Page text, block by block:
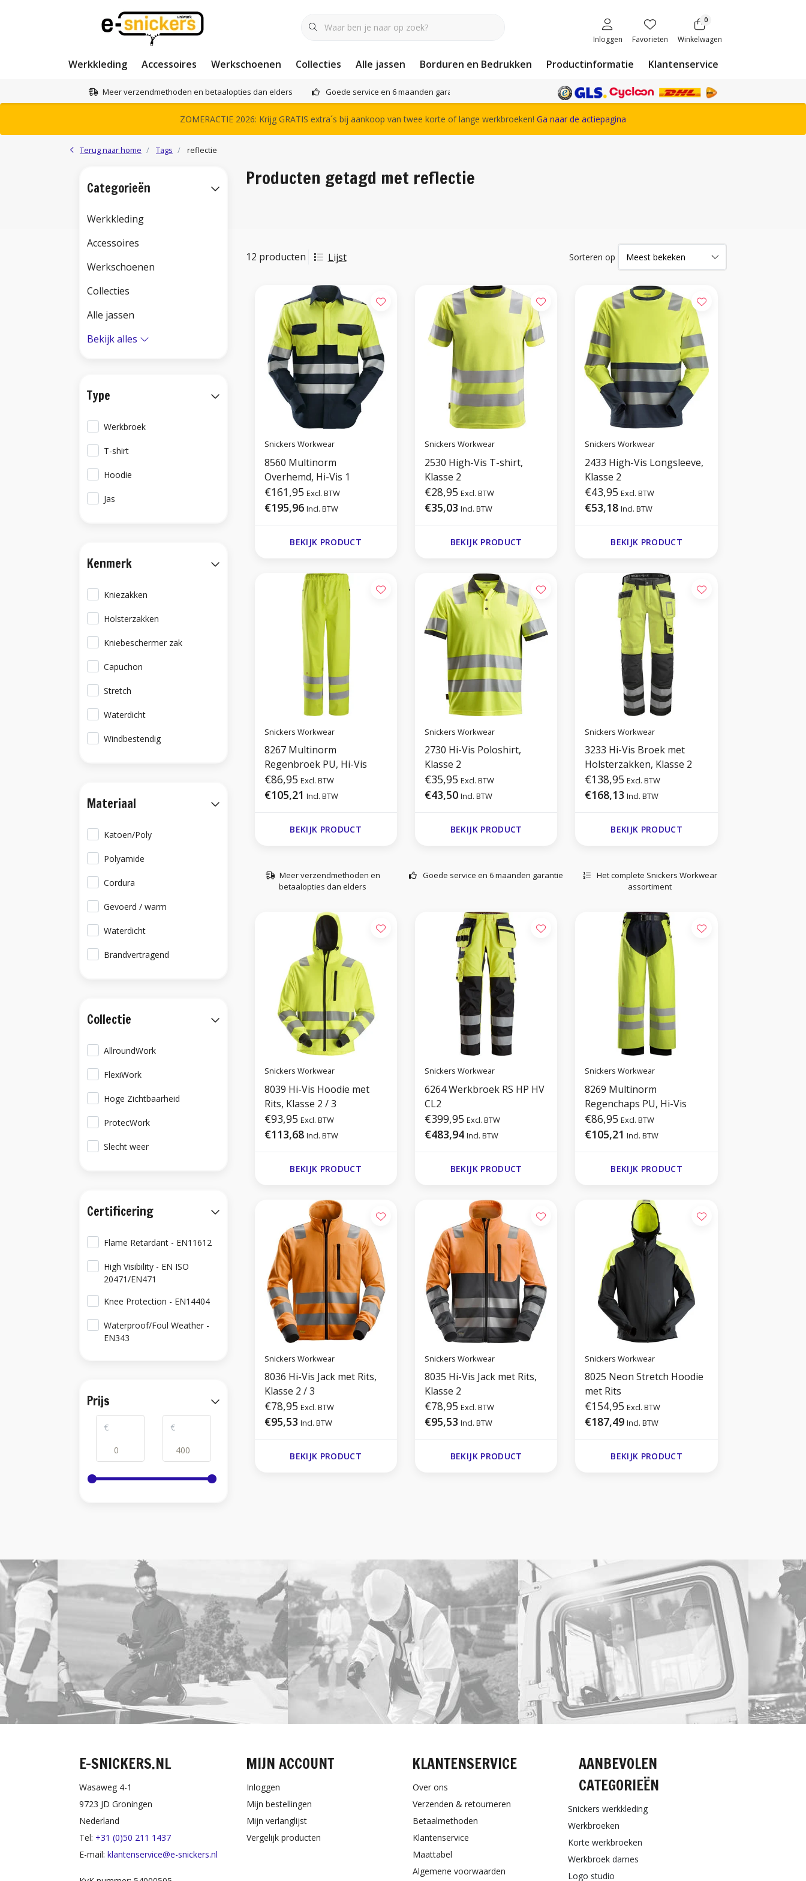
Inloggen Favorieten
0
Winkelwagen
Werkkleding Accessoires Werkschoenen Collecties Alle jassen Borduren en Bedrukken Productinformatie Klantenservice
Meer verzendmethoden en betaalopties dan elders Goede service en 6 maanden garantie Het complete Snickers Workwear assortiment
ZOMERACTIE 2026: Krijg GRATIS extra´s bij aankoop van twee korte of lange werkbroeken! Ga naar de actiepagina
Terug naar home Tags reflectie
Producten getagd met reflectie
12 producten Lijst Sorteren op
Snickers Workwear
8560 Multinorm
Overhemd, Hi-Vis 1
€161,95 Excl. BTW
€195,96 Incl. BTW
BEKIJK PRODUCT
Snickers Workwear
2530 High-Vis T-shirt,
Klasse 2
€28,95 Excl. BTW
€35,03 Incl. BTW
BEKIJK PRODUCT
Snickers Workwear
2433 High-Vis Longsleeve,
Klasse 2
€43,95 Excl. BTW
€53,18 Incl. BTW
BEKIJK PRODUCT
Snickers Workwear
8267 Multinorm
Regenbroek PU, Hi-Vis
€86,95 Excl. BTW
€105,21 Incl. BTW
BEKIJK PRODUCT
Snickers Workwear
2730 Hi-Vis Poloshirt,
Klasse 2
€35,95 Excl. BTW
€43,50 Incl. BTW
BEKIJK PRODUCT
Snickers Workwear
3233 Hi-Vis Broek met
Holsterzakken, Klasse 2
€138,95 Excl. BTW
€168,13 Incl. BTW
BEKIJK PRODUCT
Meer verzendmethoden en
betaalopties dan elders
Goede service en 6 maanden garantie
Het complete Snickers Workwear
assortiment
Snickers Workwear
8039 Hi-Vis Hoodie met
Rits, Klasse 2 / 3
€93,95 Excl. BTW
€113,68 Incl. BTW
BEKIJK PRODUCT
Snickers Workwear
6264 Werkbroek RS HP HV
CL2
€399,95 Excl. BTW
€483,94 Incl. BTW
BEKIJK PRODUCT
Snickers Workwear
8269 Multinorm
Regenchaps PU, Hi-Vis
€86,95 Excl. BTW
€105,21 Incl. BTW
BEKIJK PRODUCT
Snickers Workwear
8036 Hi-Vis Jack met Rits,
Klasse 2 / 3
€78,95 Excl. BTW
€95,53 Incl. BTW
BEKIJK PRODUCT
Snickers Workwear
8035 Hi-Vis Jack met Rits,
Klasse 2
€78,95 Excl. BTW
€95,53 Incl. BTW
BEKIJK PRODUCT
Snickers Workwear
8025 Neon Stretch Hoodie
met Rits
€154,95 Excl. BTW
€187,49 Incl. BTW
BEKIJK PRODUCT
Categorieën
Werkkleding
Accessoires
Werkschoenen
Collecties
Alle jassen
Bekijk alles
Type
Werkbroek
T-shirt
Hoodie
Jas
Kenmerk
Kniezakken
Holsterzakken
Kniebeschermer zak
Capuchon
Stretch
Waterdicht
Windbestendig
Materiaal
Katoen/Poly
Polyamide
Cordura
Gevoerd / warm
Waterdicht
Brandvertragend
Collectie
AllroundWork
FlexiWork
Hoge Zichtbaarheid
ProtecWork
Slecht weer
Certificering
Flame Retardant - EN11612
High Visibility - EN ISO
20471/EN471
Knee Protection - EN14404
Waterproof/Foul Weather -
EN343
Prijs
€ €
E-SNICKERS.NL
Wasaweg 4-1
9723 JD Groningen
Nederland
Tel: +31 (0)50 211 1437
E-mail: klantenservice@e-snickers.nl
MIJN ACCOUNT
Inloggen
Mijn bestellingen
Mijn verlanglijst
Vergelijk producten
KLANTENSERVICE
Over ons
Verzenden & retourneren
Betaalmethoden
Klantenservice
Maattabel
Algemene voorwaarden
AANBEVOLEN
CATEGORIEËN
Snickers werkkleding
Werkbroeken
Korte werkbroeken
Werkbroek dames
Logo studio